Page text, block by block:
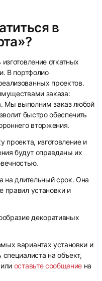
в
откатных
В портфолио
проектов.
заказа:
Мы выполним заказ любой
быстро обеспечить
вторжения.
проекта, изготовление и
будут оправданы их
на длительный срок. Она
правил установки и
декоративных
вариантах установки и
на объект,
оставьте сообщение на